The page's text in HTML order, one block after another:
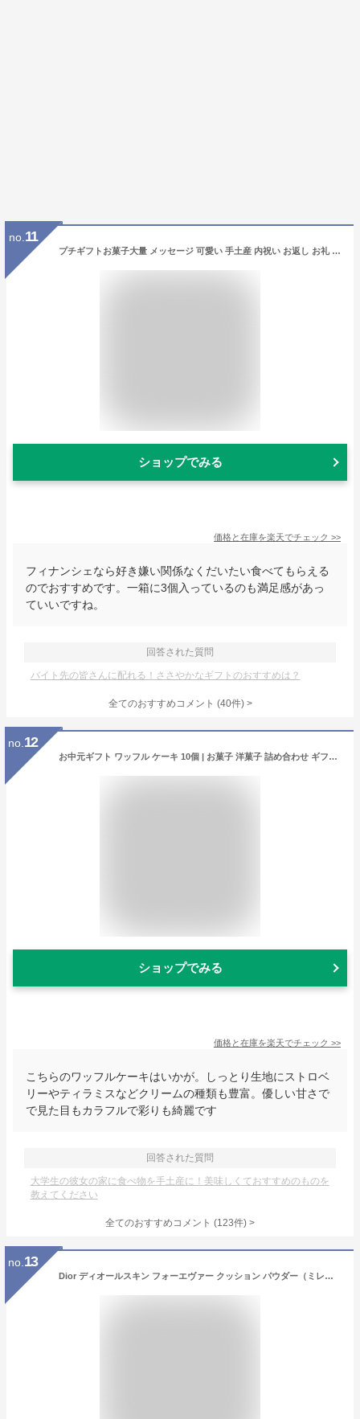
no. 11
プチギフトお菓子大量 メッセージ 可愛い 手土産 内祝い お返し お礼 個包装 焼き菓子 スイーツ プレゼント ギフト お配り 記念品 300円台HF-3EC フィナンシェ 2個入 ※オンラインショップ限定
ショップでみる
価格と在庫を楽天でチェック >>
フィナンシェなら好き嫌い関係なくだいたい食べてもらえる
のでおすすめです。一箱に3個入っているのも満足感があっ
ていいですね。
回答された質問
バイト先の皆さんに配れる！ささやかなギフトのおすすめは？
全てのおすすめコメント (40件) >
no. 12
お中元ギフト ワッフル ケーキ 10個 | お菓子 洋菓子 詰め合わせ ギフト 個包装 お中元 御中元 ワッフルケーキ スイーツ 冷凍 お取り寄せスイーツ 女性 彼女 妻 お中元スウィーツ 誕生日プレゼント ワッフルサンド かわいい おしゃれ 手土産 お礼 3000円 送料無料
ショップでみる
価格と在庫を楽天でチェック >>
こちらのワッフルケーキはいかが。しっとり生地にストロベ
リーやティラミスなどクリームの種類も豊富。優しい甘さで
で見た目もカラフルで彩りも綺麗です
回答された質問
大学生の彼女の家に食べ物を手土産に！美味しくておすすめのものを
教えてください
全てのおすすめコメント (123件) >
no. 13
Dior ディオールスキン フォーエヴァー クッション パウダー（ミレフィオリ）（限定品）